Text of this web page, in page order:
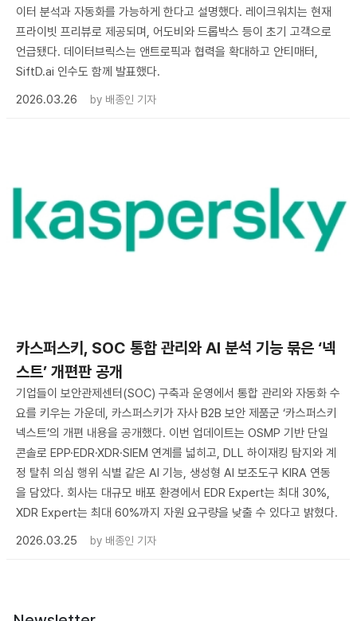
이터 분석과 자동화를 가능하게 한다고 설명했다. 레이크워치는 현재
프라이빗 프리뷰로 제공되며, 어도비와 드롭박스 등이 초기 고객으로
언급됐다. 데이터브릭스는 앤트로픽과 협력을 확대하고 안티매터,
SiftD.ai 인수도 함께 발표했다.
2026.03.26
by 배종인 기자
카스퍼스키, SOC 통합 관리와 AI 분석 기능 묶은 ‘넥
스트’ 개편판 공개
기업들이 보안관제센터(SOC) 구축과 운영에서 통합 관리와 자동화 수
요를 키우는 가운데, 카스퍼스키가 자사 B2B 보안 제품군 ‘카스퍼스키
넥스트’의 개편 내용을 공개했다. 이번 업데이트는 OSMP 기반 단일
콘솔로 EPP·EDR·XDR·SIEM 연계를 넓히고, DLL 하이재킹 탐지와 계
정 탈취 의심 행위 식별 같은 AI 기능, 생성형 AI 보조도구 KIRA 연동
을 담았다. 회사는 대규모 배포 환경에서 EDR Expert는 최대 30%,
XDR Expert는 최대 60%까지 자원 요구량을 낮출 수 있다고 밝혔다.
2026.03.25
by 배종인 기자